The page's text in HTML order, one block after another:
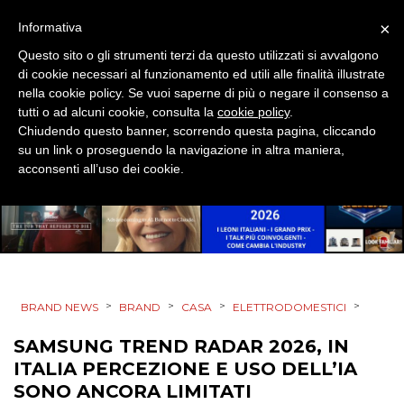
DIGITALE
EDITORIA
ESTERNA
RADIO / AUDIO
RICERCHE
BRAND NEWS > BRAND > CASA > ELETTRODOMESTICI >
SAMSUNG TREND RADAR 2026, IN
ITALIA PERCEZIONE E USO DELL’IA
SONO ANCORA LIMITATI
×
Informativa
Questo sito o gli strumenti terzi da questo utilizzati si avvalgono
di cookie necessari al funzionamento ed utili alle finalità illustrate
nella cookie policy. Se vuoi saperne di più o negare il consenso a
tutti o ad alcuni cookie, consulta la cookie policy.
Chiudendo questo banner, scorrendo questa pagina, cliccando
su un link o proseguendo la navigazione in altra maniera,
acconsenti all’uso dei cookie.